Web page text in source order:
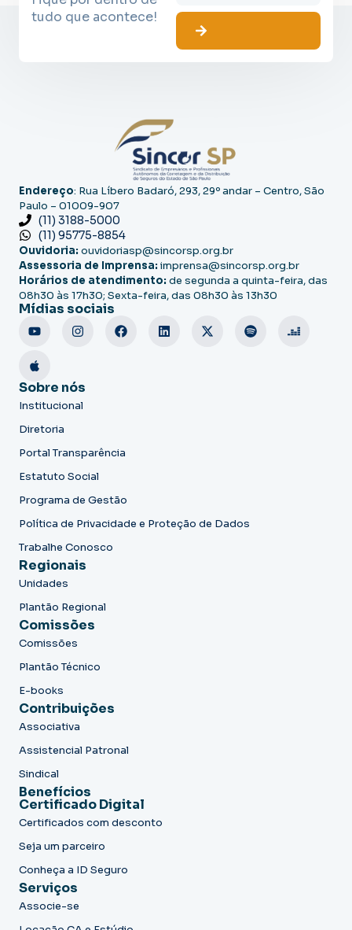
tudo que acontece!
Endereço: Rua Líbero Badaró, 293, 29º andar – Centro, São
Paulo – 01009-907
(11) 3188-5000
(11) 95775-8854
Ouvidoria: ouvidoriasp@sincorsp.org.br
Assessoria de Imprensa: imprensa@sincorsp.org.br
Horários de atendimento: de segunda a quinta-feira, das
08h30 às 17h30; Sexta-feira, das 08h30 às 13h30
Mídias sociais
Sobre nós
Institucional
Diretoria
Portal Transparência
Estatuto Social
Programa de Gestão
Política de Privacidade e Proteção de Dados
Trabalhe Conosco
Regionais
Unidades
Plantão Regional
Comissões
Comissões
Plantão Técnico
E-books
Contribuições
Associativa
Assistencial Patronal
Sindical
Benefícios
Certificado Digital
Certificados com desconto
Seja um parceiro
Conheça a ID Seguro
Serviços
Associe-se